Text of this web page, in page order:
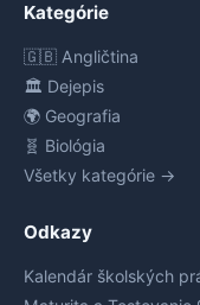
Kategórie
🇬🇧 Angličtina
🏛️ Dejepis
🌍 Geografia
🧬 Biológia
Všetky kategórie →
Odkazy
Kalendár školských